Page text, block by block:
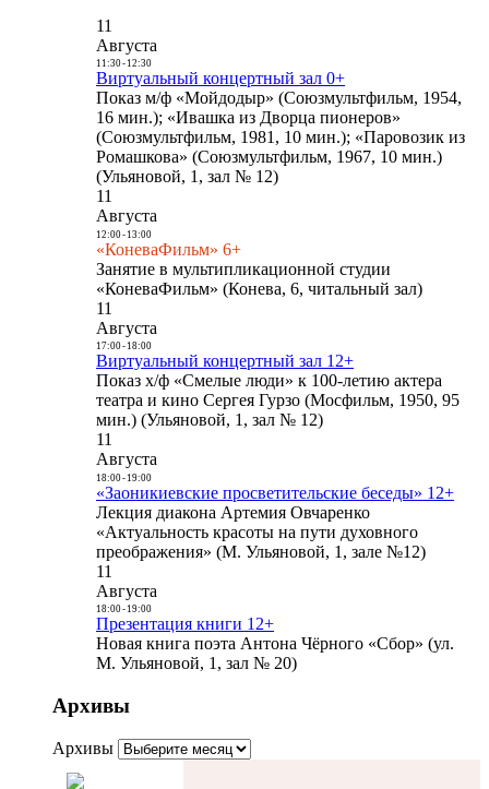
11
Августа
11:30- 12:30
Виртуальный концертный зал 0+
Показ м/ф «Мойдодыр» (Союзмультфильм, 1954,
16 мин.); «Ивашка из Дворца пионеров»
(Союзмультфильм, 1981, 10 мин.); «Паровозик из
Ромашкова» (Союзмультфильм, 1967, 10 мин.)
(Ульяновой, 1, зал № 12)
11
Августа
12:00- 13:00
«КоневаФильм» 6+
Занятие в мультипликационной студии
«КоневаФильм» (Конева, 6, читальный зал)
11
Августа
17:00- 18:00
Виртуальный концертный зал 12+
Показ х/ф «Смелые люди» к 100-летию актера
театра и кино Сергея Гурзо (Мосфильм, 1950, 95
мин.) (Ульяновой, 1, зал № 12)
11
Августа
18:00- 19:00
«Заоникиевские просветительские беседы» 12+
Лекция диакона Артемия Овчаренко
«Актуальность красоты на пути духовного
преображения» (М. Ульяновой, 1, зале №12)
11
Августа
18:00- 19:00
Презентация книги 12+
Новая книга поэта Антона Чёрного «Сбор» (ул.
М. Ульяновой, 1, зал № 20)
Архивы
Архивы